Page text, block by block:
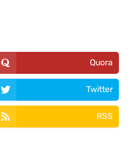
Quora
Twitter
RSS